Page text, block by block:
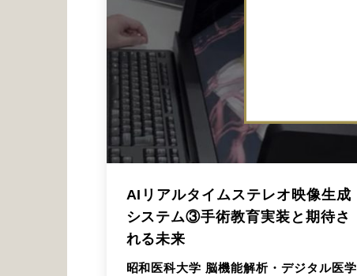
AIリアルタイムステレオ映像生成
システム③手術教育実装と期待さ
れる未来
昭和医科大学 脳機能解析・デジタル医学